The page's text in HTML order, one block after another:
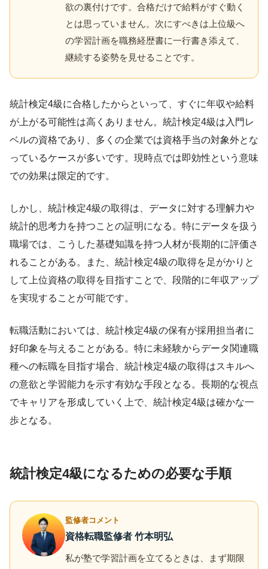
欲の裏付けです。合格だけで給料がすぐ動く
とは思っていません。次にすべきは上位級へ
の学習計画を職務経歴書に一行書き添えて、
継続する姿勢を見せることです。
統計検定4級に合格したからといって、すぐに年収や給料
が上がる可能性は高くありません。統計検定4級は入門レ
ベルの資格であり、多くの企業では資格手当の対象外とな
っているケースが多いです。現時点では即効性という意味
での効果は限定的です。
しかし、統計検定4級の取得は、データに対する理解力や
統計的思考力を持つことの証明になる。特にデータを扱う
職場では、こうした基礎知識を持つ人材が長期的に評価さ
れることがある。また、統計検定4級の取得を足がかりと
して上位資格の取得を目指すことで、段階的に年収アップ
を実現することが可能です。
転職活動においては、統計検定4級の保有が採用担当者に
好印象を与えることがある。特に未経験からデータ関連職
種への転職を目指す場合、統計検定4級の取得はスキルへ
の意欲と学習能力を示す有効な手段となる。長期的な視点
でキャリアを形成していく上で、統計検定4級は確かな一
歩となる。
統計検定4級になるための必要な手順
監修者コメント
資格転職監修者 竹本明弘
私が塾で学習計画を立てるときは、まず期限